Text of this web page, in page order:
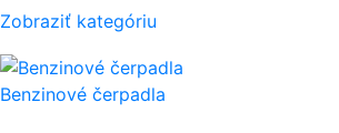
Zobraziť kategóriu
Benzinové čerpadla